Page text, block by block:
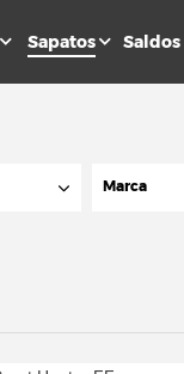
Sapatos Saldos
Marca